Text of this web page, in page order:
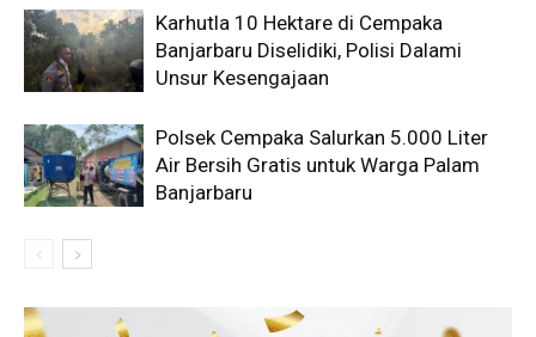
Karhutla 10 Hektare di Cempaka
Banjarbaru Diselidiki, Polisi Dalami
Unsur Kesengajaan
Polsek Cempaka Salurkan 5.000 Liter
Air Bersih Gratis untuk Warga Palam
Banjarbaru